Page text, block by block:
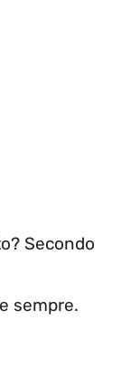
Secondo
sempre.